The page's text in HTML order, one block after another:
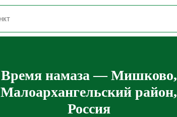
Время намаза — Мишково,
Малоархангельский район,
Россия